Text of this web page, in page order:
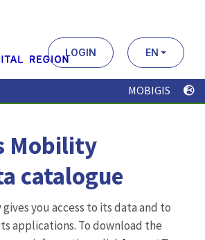
LOGIN EN
MOBIGIS
Mobility
catalogue
you access to its data and to
applications. To download the